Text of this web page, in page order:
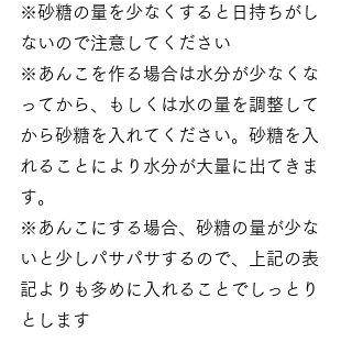
※砂糖の量を少なくすると日持ちがし
ないので注意してください
※あんこを作る場合は水分が少なくな
ってから、もしくは水の量を調整して
から砂糖を入れてください。砂糖を入
れることにより水分が大量に出てきま
す。
※あんこにする場合、砂糖の量が少な
いと少しパサパサするので、上記の表
記よりも多めに入れることでしっとり
とします